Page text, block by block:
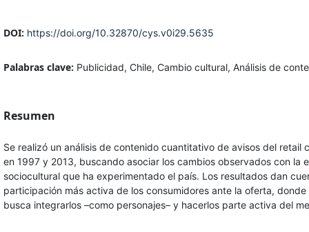
DOI: https://doi.org/10.32870/cys.v0i29.5635
Palabras clave: Publicidad, Chile, Cambio cultural, Análisis de
Resumen
Se realizó un análisis de contenido cuantitativo de avisos del retail
en 1997 y 2013, buscando asociar los cambios observados con la
sociocultural que ha experimentado el país. Los resultados dan
participación más activa de los consumidores ante la oferta,
busca integrarlos –como personajes– y hacerlos parte activa del